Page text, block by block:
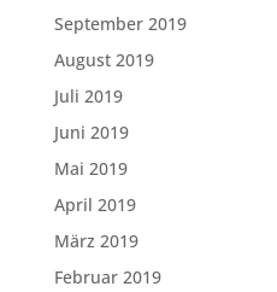
September 2019
August 2019
Juli 2019
Juni 2019
Mai 2019
April 2019
März 2019
Februar 2019